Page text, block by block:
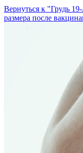
Вернуться к "Грудь
размера после